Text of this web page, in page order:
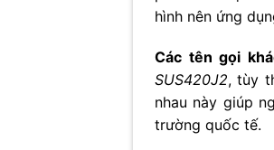
hình nên ứng
Các tên gọi
SUS420J2, tùy
nhau này giúp
trường quốc tế.